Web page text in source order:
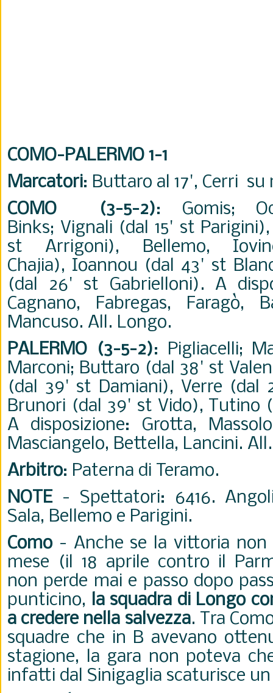
COMO-PALERMO 1-1
Marcatori: Buttaro al 17', Cerri su
COMO (3-5-2): Gomis;
Binks; Vignali (dal 15' st
st Arrigoni), Bellemo,
Chajia), Ioannou (dal 43' st
(dal 26' st Gabrielloni). A
Cagnano, Fabregas, Faragò,
Mancuso. All. Longo.
PALERMO (3-5-2): Pigliacelli;
Marconi; Buttaro (dal 38' st
(dal 39' st Damiani), Verre (dal
Brunori (dal 39' st Vido), Tutino
A disposizione: Grotta,
Masciangelo, Bettella, Lancini.
Arbitro: Paterna di Teramo.
NOTE - Spettatori: 6416.
Sala, Bellemo e Parigini.
Como- Anche se la vittoria non
mese (il 18 aprile contro il
non perde mai e passo dopo
punticino, la squadra di Longo
a credere nella salvezza. Tra
squadre che in B avevano
stagione, la gara non poteva
infatti dal Sinigaglia scaturisce un